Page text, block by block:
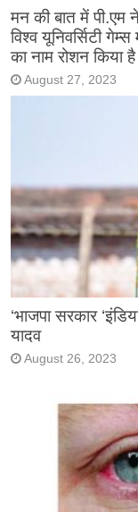
मन की बात में पी.एम
विश्व यूनिवर्सिटी
का नाम रोशन किया है
August 27, 2023
‘भाजपा सरकार
यादव
August 26, 2023